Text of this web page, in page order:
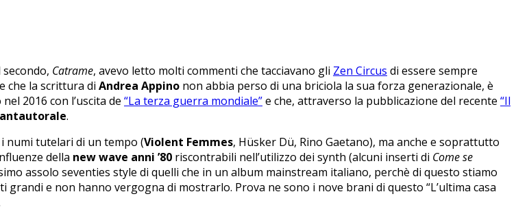
Catrame, avevo letto molti commenti che tacciavano gli Zen Circus di essere sempre
che la scrittura di Andrea Appino non abbia perso di una briciola la sua forza generazionale, è
2016 con l’uscita de “La terza guerra mondiale”e che, attraverso la pubblicazione del recente “Il
.
numi tutelari di un tempo (Violent Femmes, Hüsker Dü, Rino Gaetano), ma anche e soprattutto
della new wave anni ’80 riscontrabili nell’utilizzo dei synth (alcuni inserti di Come se
assolo seventies style di quelli che in un album mainstream italiano, perchè di questo stiamo
grandi e non hanno vergogna di mostrarlo. Prova ne sono i nove brani di questo “L’ultima casa